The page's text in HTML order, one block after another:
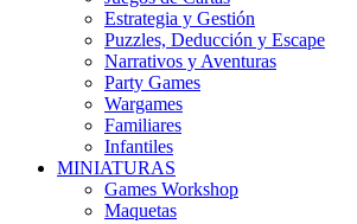
Estrategia y Gestión
Puzzles, Deducción y Escape
Narrativos y Aventuras
Party Games
Wargames
Familiares
Infantiles
MINIATURAS
Games Workshop
Maquetas